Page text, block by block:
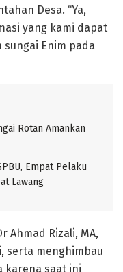
Desa. “Ya,
yang kami dapat
Enim pada
Rotan Amankan
Empat Pelaku
Lawang
Ahmad Rizali, MA,
serta menghimbau
karena saat ini